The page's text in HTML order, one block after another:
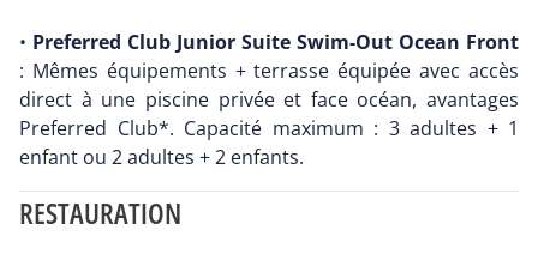
• Preferred Club Junior Suite Swim-Out Ocean Front
: Mêmes équipements + terrasse équipée avec accès
direct à une piscine privée et face océan, avantages
Preferred Club*. Capacité maximum : 3 adultes + 1
enfant ou 2 adultes + 2 enfants.
RESTAURATION